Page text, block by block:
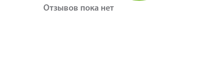
Отзывов пока нет